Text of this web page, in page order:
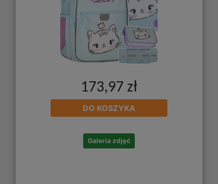
173,97 zł
DO KOSZYKA
Galeria zdjęć